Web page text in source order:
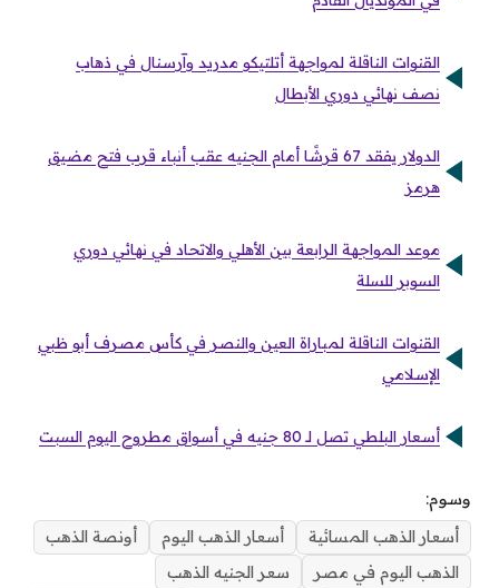
القنوات الناقلة لمواجهة أتلتيكو مدريد وآرسنال في ذهاب
نصف نهائي دوري الأبطال
الدولار يفقد 67 قرشًا أمام الجنيه عقب أنباء قرب فتح مضيق
هرمز
موعد المواجهة الرابعة بين الأهلي والاتحاد في نهائي دوري
السوبر للسلة
القنوات الناقلة لمباراة العين والنصر في كأس مصرف أبو ظبي
الإسلامي
أسعار البلطي تصل لـ 80 جنيه في أسواق مطروح اليوم السبت
وسوم:
أسعار الذهب المسائية
أسعار الذهب اليوم
أونصة الذهب
الذهب اليوم في مصر
سعر الجنيه الذهب